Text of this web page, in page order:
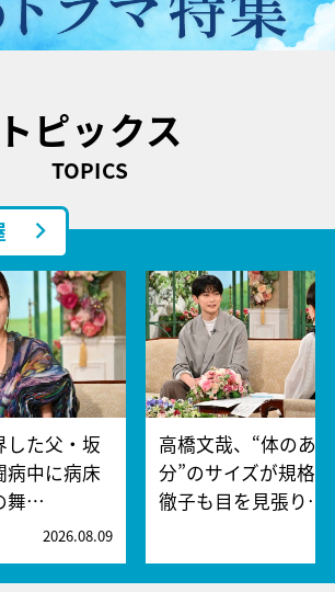
トピックス
TOPICS
した父・坂
病中に病床
舞…
2026.08.09
高橋文哉、“体のあ
分”のサイズが規格
徹子も目を見張り…